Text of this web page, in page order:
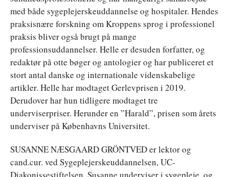
med både sygeplejerskeuddannelse og hospitaler. Hendes
praksisnære forskning om Kroppens sprog i professionel
praksis bliver også brugt på mange
professionsuddannelser. Helle er desuden forfatter, og
redaktør på otte bøger og antologier og har publiceret et
stort antal danske og internationale videnskabelige
artikler. Helle har modtaget Gerlevprisen i 2019.
Derudover har hun tidligere modtaget tre
underviserpriser. Herunder en ”Harald”, prisen som årets
underviser på Københavns Universitet.
SUSANNE NÆSGAARD GRÖNTVED er lektor og
cand.cur. ved Sygeplejerskeuddannelsen, UC-
Diakonissestiftelsen. Susanne underviser i sygepleje, og